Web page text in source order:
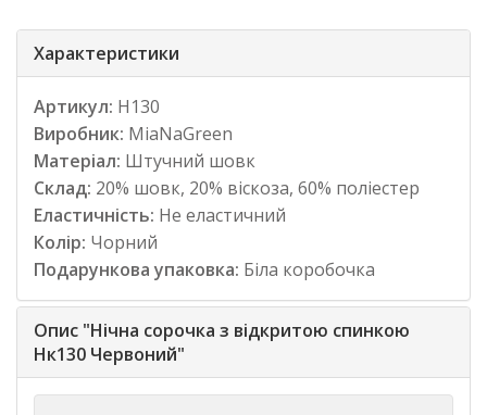
Характеристики
Артикул: Н130
Виробник: MiaNaGreen
Матеріал: Штучний шовк
Склад: 20% шовк, 20% віскоза, 60% поліестер
Еластичність: Не еластичний
Колір: Чорний
Подарункова упаковка: Біла коробочка
Опис "Нічна сорочка з відкритою спинкою
Нк130 Червоний"